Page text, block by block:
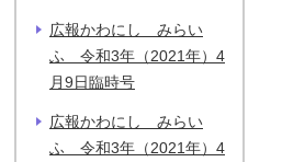
広報かわにし みらい
ふ 令和3年（2021年）4
月9日臨時号
広報かわにし みらい
ふ 令和3年（2021年）4